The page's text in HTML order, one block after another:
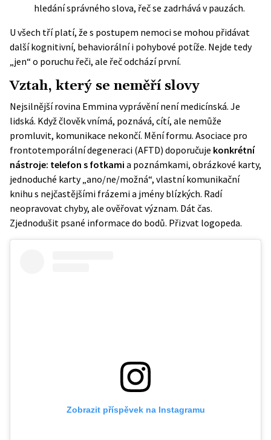
hledání správného slova, řeč se zadrhává v pauzách.
U všech tří platí, že s postupem nemoci se mohou přidávat
další kognitivní, behaviorální i pohybové potíže. Nejde tedy
„jen“ o poruchu řeči, ale řeč odchází první.
Vztah, který se neměří slovy
Nejsilnější rovina Emmina vyprávění není medicínská. Je
lidská. Když člověk vnímá, poznává, cítí, ale nemůže
promluvit, komunikace nekončí. Mění formu. Asociace pro
frontotemporální degeneraci (AFTD) doporučuje konkrétní
nástroje: telefon s fotkami a poznámkami, obrázkové karty,
jednoduché karty „ano/ne/možná“, vlastní komunikační
knihu s nejčastějšími frázemi a jmény blízkých. Radí
neopravovat chyby, ale ověřovat význam. Dát čas.
Zjednodušit psané informace do bodů. Přizvat logopeda.
Zobrazit příspěvek na Instagramu